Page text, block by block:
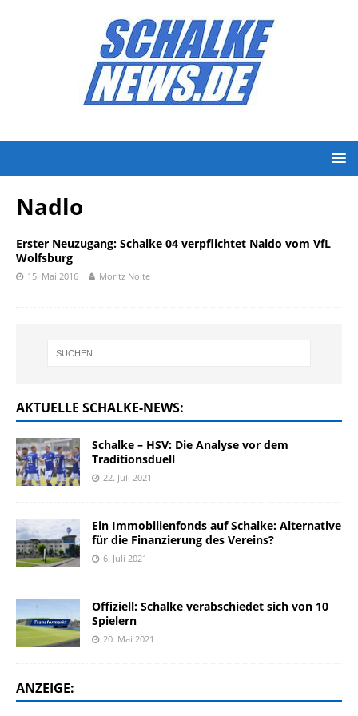
Nadlo
Erster Neuzugang: Schalke 04 verpflichtet Naldo vom VfL
Wolfsburg
15. Mai 2016 Moritz Nolte
AKTUELLE SCHALKE-NEWS:
Schalke – HSV: Die Analyse vor dem
Traditionsduell
22. Juli 2021
Ein Immobilienfonds auf Schalke: Alternative
für die Finanzierung des Vereins?
6. Juli 2021
Offiziell: Schalke verabschiedet sich von 10
Spielern
20. Mai 2021
ANZEIGE: